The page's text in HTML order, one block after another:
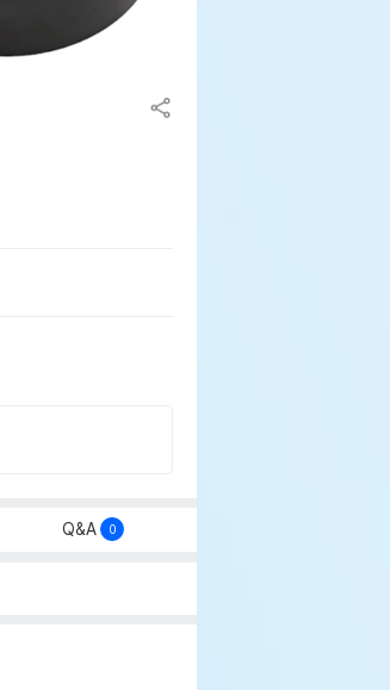
Q&A 0